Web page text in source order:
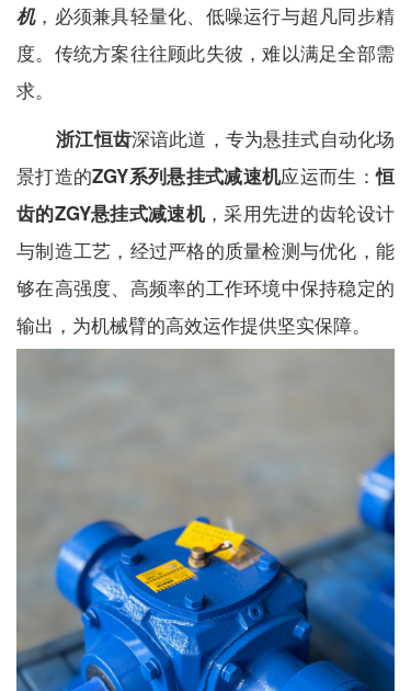
机，必须兼具轻量化、低噪运行与超凡同步精
度。传统方案往往顾此失彼，难以满足全部需
求。
浙江恒齿深谙此道，专为悬挂式自动化场
景打造的ZGY系列悬挂式减速机应运而生：恒
齿的ZGY悬挂式减速机，采用先进的齿轮设计
与制造工艺，经过严格的质量检测与优化，能
够在高强度、高频率的工作环境中保持稳定的
输出，为机械臂的高效运作提供坚实保障。